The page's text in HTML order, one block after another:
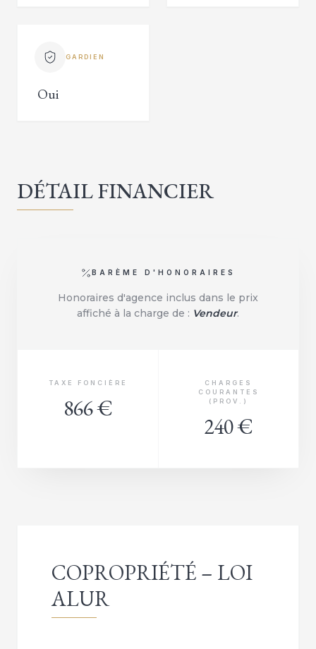
GARDIEN
Oui
DÉTAIL FINANCIER
BARÈME D'HONORAIRES
Honoraires d'agence inclus dans le prix
affiché à la charge de : Vendeur.
TAXE FONCIÈRE
866 €
CHARGES
COURANTES
(PROV.)
240 €
COPROPRIÉTÉ – LOI
ALUR